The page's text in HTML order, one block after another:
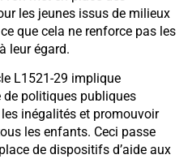
les jeunes issus de milieux
que cela ne renforce pas les
leur égard.
L1521-29 implique
politiques publiques
inégalités et promouvoir
les enfants. Ceci passe
de dispositifs d’aide aux